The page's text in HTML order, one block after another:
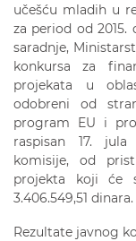
učešću mladih u
za period od
saradnje,
konkursa za
projekata u
odobreni od
program EU i
raspisan 17.
komisije, od
projekta koji će
3.406.549,51 dinara.
Rezultate javnog